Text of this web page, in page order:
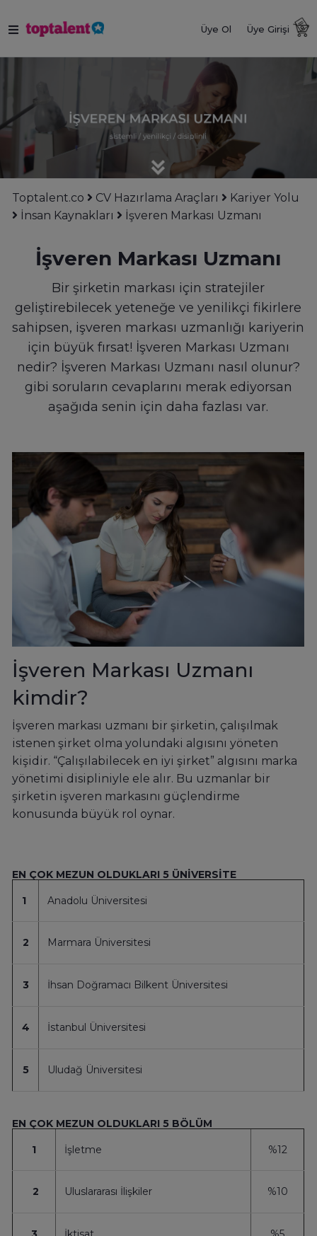
Üye Ol Üye Girişi
Toptalent.co CV Hazırlama Araçları
Kariyer Yolu
İnsan Kaynakları
İşveren Markası Uzmanı
İşveren Markası Uzmanı
Bir şirketin markası için stratejiler
geliştirebilecek yeteneğe ve yenilikçi fikirlere
sahipsen, işveren markası uzmanlığı kariyerin
için büyük fırsat! İşveren Markası Uzmanı
nedir? İşveren Markası Uzmanı nasıl olunur?
gibi soruların cevaplarını merak ediyorsan
aşağıda senin için daha fazlası var.
İşveren Markası Uzmanı
kimdir?
İşveren markası uzmanı bir şirketin, çalışılmak
istenen şirket olma yolundaki algısını yöneten
kişidir. “Çalışılabilecek en iyi şirket” algısını marka
yönetimi disipliniyle ele alır. Bu uzmanlar bir
şirketin işveren markasını güçlendirme
konusunda büyük rol oynar.
EN ÇOK MEZUN OLDUKLARI 5 ÜNİVERSİTE
1 Anadolu Üniversitesi
2 Marmara Üniversitesi
3 İhsan Doğramacı Bilkent Üniversitesi
4 İstanbul Üniversitesi
5 Uludağ Üniversitesi
EN ÇOK MEZUN OLDUKLARI 5 BÖLÜM
1 İşletme %12
2 Uluslararası İlişkiler %10